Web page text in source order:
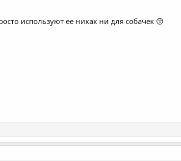
используют ее никак ни для собачек 😙